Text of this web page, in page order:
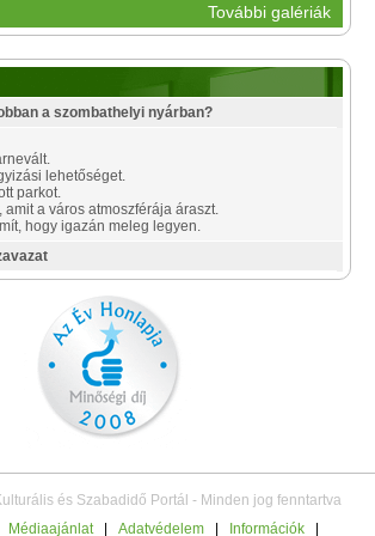
További galériák
a szombathelyi nyárban?
lehetőséget.
parkot.
amit a város atmoszférája áraszt.
hogy igazán meleg legyen.
és Szabadidő Portál - Minden jog fenntartva
Médiaajánlat Adatvédelem Információk